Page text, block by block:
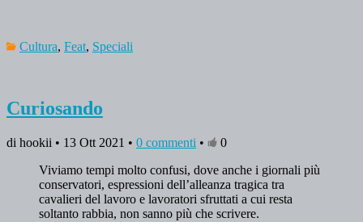
Cultura, Feat, Speciali
Curiosando
di hookii • 13 Ott 2021 • 0 commenti •
0
Viviamo tempi molto confusi, dove anche i giornali più
conservatori, espressioni dell’alleanza tragica tra
cavalieri del lavoro e lavoratori sfruttati a cui resta
soltanto rabbia, non sanno più che scrivere.